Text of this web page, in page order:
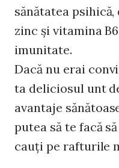
sănătatea
zinc şi vitamina
imunitate.
Dacă nu erai
ta deliciosul unt
avantaje
putea să te facă
cauţi pe rafturile